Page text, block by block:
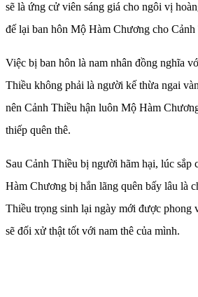
sẽ là ứng cử viên sáng giá cho ngôi vị
đế lại ban hôn Mộ Hàm Chương cho Cảnh
Việc bị ban hôn là nam nhân đồng nghĩa
Thiều không phải là người kế thừa ngai
nên Cảnh Thiều hận luôn Mộ Hàm
thiếp quên thê.
Sau Cảnh Thiều bị người hãm hại, lúc sắp
Hàm Chương bị hắn lãng quên bấy lâu là
Thiều trọng sinh lại ngày mới được phong
sẽ đối xử thật tốt với nam thê của mình.